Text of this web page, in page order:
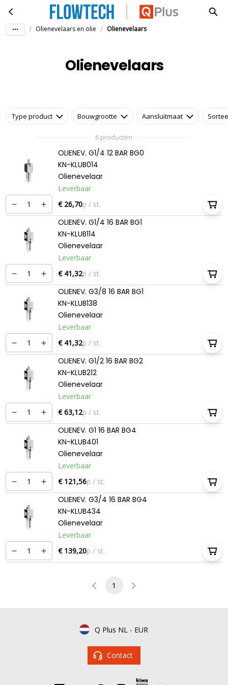
Ga naar hoofdinhoud Olienevelaars
/ Olienevelaars en olie / Olienevelaars
Olienevelaars
Type product Bouwgrootte Aansluitmaat
6 producten
OLIENEV. G1/4 12 BAR BG0
KN-KLUB014
Olienevelaar
Leverbaar
€ 26,70p / st.
OLIENEV. G1/4 16 BAR BG1
KN-KLUB114
Olienevelaar
Leverbaar
€ 41,32p / st.
OLIENEV. G3/8 16 BAR BG1
KN-KLUB138
Olienevelaar
Leverbaar
€ 41,32p / st.
OLIENEV. G1/2 16 BAR BG2
KN-KLUB212
Olienevelaar
Leverbaar
€ 63,12p / st.
OLIENEV. G1 16 BAR BG4
KN-KLUB401
Olienevelaar
Leverbaar
€ 121,56p / st.
OLIENEV. G3/4 16 BAR BG4
KN-KLUB434
Olienevelaar
Leverbaar
€ 139,20p / st.
1
Q Plus NL - EUR
Contact